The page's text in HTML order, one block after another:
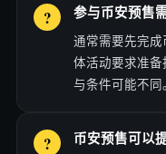
参与币安预售
通常需要先完
体活动要求准
与条件可能不同
币安预售可以